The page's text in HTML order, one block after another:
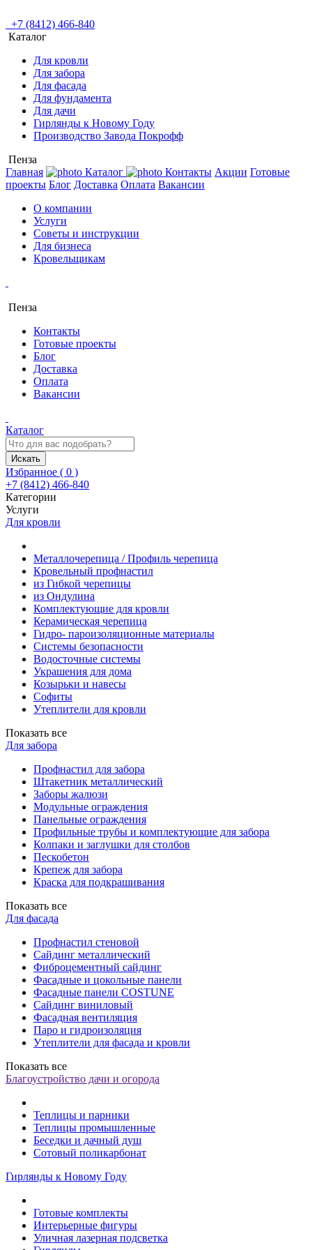
+7 (8412) 466-840
Каталог
Для кровли
Для забора
Для фасада
Для фундамента
Для дачи
Гирлянды к Новому Году
Производство Завода Покрофф
Пенза
Главная
Каталог Контакты Акции Готовые
проекты Блог Доставка Оплата Вакансии
О компании
Услуги
Советы и инструкции
Для бизнеса
Кровельщикам
Пенза
Контакты
Готовые проекты
Блог
Доставка
Оплата
Вакансии
Каталог
Искать
Избранное ( 0 )
+7 (8412) 466-840
Категории
Услуги
Для кровли
Металлочерепица / Профиль черепица
Кровельный профнастил
из Гибкой черепицы
из Ондулина
Комплектующие для кровли
Керамическая черепица
Гидро- пароизоляционные материалы
Системы безопасности
Водосточные системы
Украшения для дома
Козырьки и навесы
Софиты
Утеплители для кровли
Показать все
Для забора
Профнастил для забора
Штакетник металлический
Заборы жалюзи
Модульные ограждения
Панельные ограждения
Профильные трубы и комплектующие для забора
Колпаки и заглушки для столбов
Пескобетон
Крепеж для забора
Краска для подкрашивания
Показать все
Для фасада
Профнастил стеновой
Сайдинг металлический
Фиброцементный сайдинг
Фасадные и цокольные панели
Фасадные панели COSTUNE
Сайдинг виниловый
Фасадная вентиляция
Паро и гидроизоляция
Утеплители для фасада и кровли
Показать все
Благоустройство дачи и огорода
Теплицы и парники
Теплицы промышленные
Беседки и дачный душ
Сотовый поликарбонат
Гирлянды к Новому Году
Готовые комплекты
Интерьерные фигуры
Уличная лазерная подсветка